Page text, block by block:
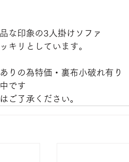
な印象の3人掛けソファ
キリとしています。
りの為特価・裏布小破れ有り
です
ご了承ください。